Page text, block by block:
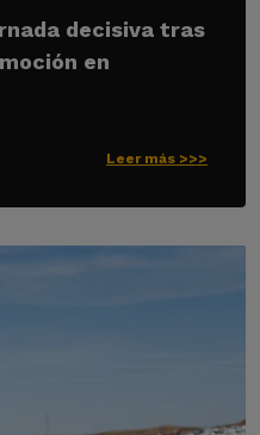
decisiva tras
en
Leer más >>>